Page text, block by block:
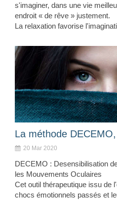
s'imaginer, dans une vie
endroit « de rêve » justement.
La relaxation favorise
La méthode
20 Mar 2020
DECEMO : Desensibilisation
les Mouvements Oculaires
Cet outil thérapeutique issu de
chocs émotionnels passés et